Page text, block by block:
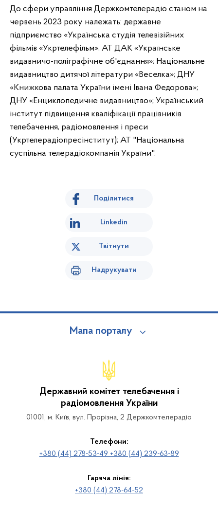
До сфери управління Держкомтелерадіо станом на
червень 2023 року належать: державне
підприємство «Українська студія телевізійних
фільмів «Укртелефільм»; АТ ДАК «Українське
видавничо-поліграфічне об'єднання»; Національне
видавництво дитячої літератури «Веселка»; ДНУ
«Книжкова палата України імені Івана Федорова»;
ДНУ «Енциклопедичне видавництво»; Український
інститут підвищення кваліфікації працівників
телебачення, радіомовлення і преси
(Укртелерадіопресінститут); АТ "Національна
суспільна телерадіокомпанія України".
Поділитися
Linkedin
Твітнути
Надрукувати
Мапа порталу
Державний комітет телебачення і
радіомовлення України
01001, м. Київ, вул. Прорізна, 2 Держкомтелерадіо
Телефони:
+380 (44) 278-53-49 +380 (44) 239-63-89
Гаряча лінія:
+380 (44) 278-64-52